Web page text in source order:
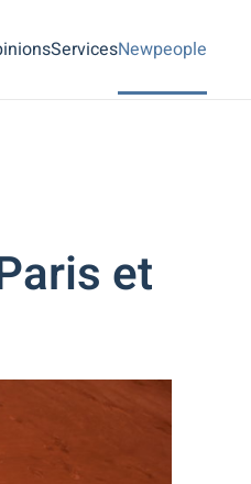
ServicesNewpeople
et